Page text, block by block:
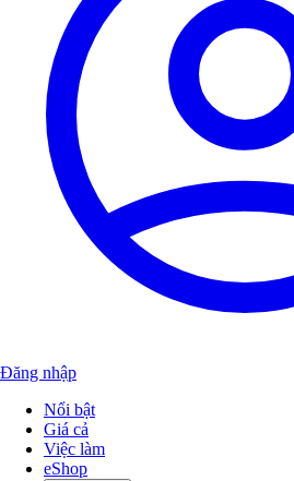
Đăng nhập
Nổi bật
Giá cả
Việc làm
eShop